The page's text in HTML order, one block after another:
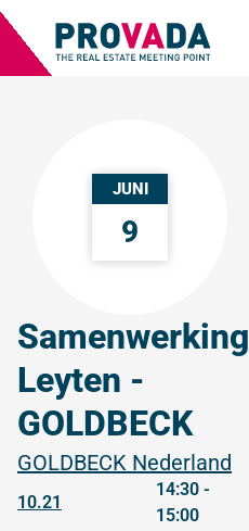
JUNI
9
Samenwerking
Leyten -
GOLDBECK
GOLDBECK Nederland
10.21
14:30 -
15:00